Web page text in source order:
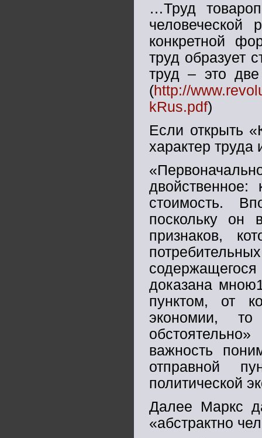
…Труд
конкретной
труд образует
труд – это
(http://
kRus.pdf)
Если открыть
характер труда
двойственное:
стоимость.
поскольку он
признаков,
доказана
пунктом, от
экономии,
важность
отправной
политической
Далее Маркс
«абстрактно